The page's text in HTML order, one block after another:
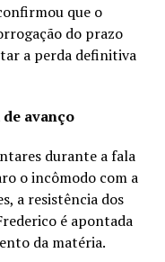
que o
do prazo
a perda definitiva
avanço
durante a fala
o incômodo com a
a resistência dos
é apontada
da matéria.